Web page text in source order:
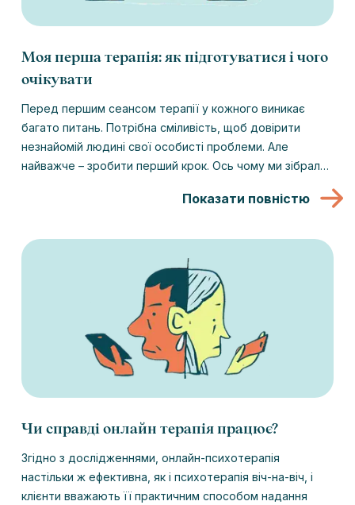
Моя перша терапія: як підготуватися і чого
очікувати
Перед першим сеансом терапії у кожного виникає
багато питань. Потрібна сміливість, щоб довірити
незнайомій людині свої особисті проблеми. Але
найважче – зробити перший крок. Ось чому ми зібрали
перший сеанс терапії, щоб зробити цей перший крок
Показати повністю
Чи справді онлайн терапія працює?
Згідно з дослідженнями, онлайн-психотерапія
настільки ж ефективна, як і психотерапія віч-на-віч, і
клієнти вважають її практичним способом надання